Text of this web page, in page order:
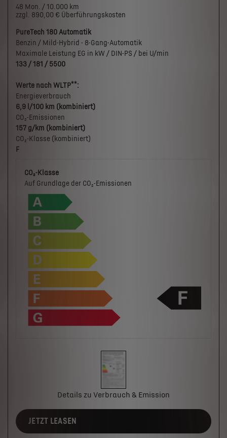
48 Mon. / 10.000 km
zzgl. 890,00 € Überführungskosten
PureTech 180 Automatik
Benzin / Mild-Hybrid - 8-Gang-Automatik
Maximale Leistung EG in kW / DIN-PS / bei U/min
133 / 181 / 5500
Werte nach WLTP**:
Energieverbrauch
6,9 l/100 km (kombiniert)
CO₂-Emissionen
157 g/km (kombiniert)
CO₂-Klasse (kombiniert)
F
CO₂-Klasse
Auf Grundlage der CO₂-Emissionen
Details zu Verbrauch & Emission
JETZT LEASEN